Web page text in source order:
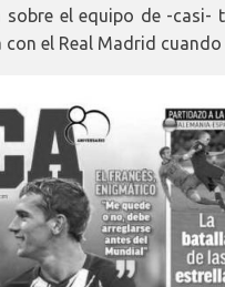
el equipo de -casi-
el Real Madrid